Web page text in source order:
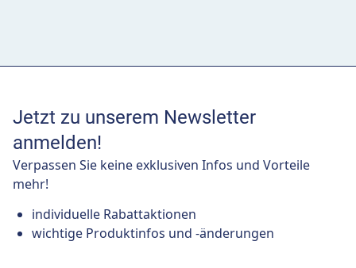
Jetzt zu unserem Newsletter
anmelden!
Verpassen Sie keine exklusiven Infos und Vorteile
mehr!
individuelle Rabattaktionen
wichtige Produktinfos und -änderungen